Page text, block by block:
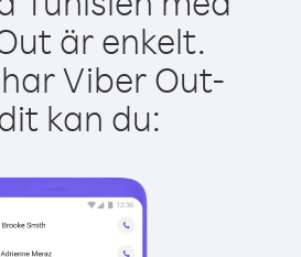
är enkelt.
Viber Out-
kan du: